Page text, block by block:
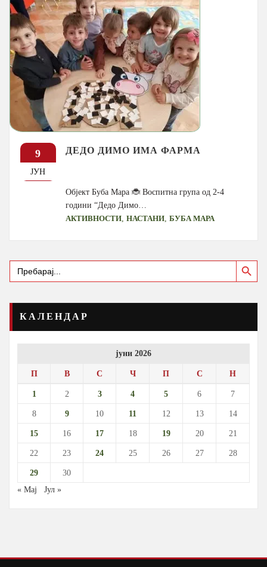
9
ЈУН
ДЕДО ДИМО ИМА ФАРМА
Објект Буба Мара 🐞 Воспитна група од 2-4
години “Дедо Димо…
АКТИВНОСТИ ,НАСТАНИ ,БУБА МАРА
Search
for:
Search Button
КАЛЕНДАР
јуни 2026
П В С Ч П С Н
1 2 3 4 5 6 7
8 9 10 11 12 13 14
15 16 17 18 19 20 21
22 23 24 25 26 27 28
29
30
« Мај
Јул »